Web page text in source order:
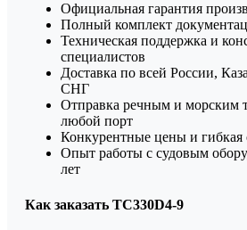
Официальная гарантия
Полный комплект
Техническая поддержка и
специалистов
Доставка по всей России,
СНГ
Отправка речным и морским
любой порт
Конкурентные цены и гибкая
Опыт работы с судовым
лет
Как заказать TC330D4-9